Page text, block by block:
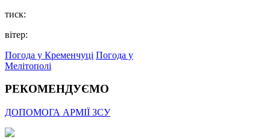
тиск:
вітер:
Погода у Кременчуці Погода у
Мелітополі
РЕКОМЕНДУЄМО
ДОПОМОГА АРМІЇ ЗСУ